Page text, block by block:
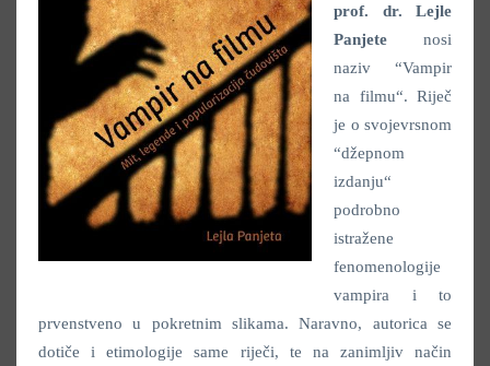
prof. dr. Lejle
Panjete nosi
naziv “Vampir
na filmu“. Riječ
je o svojevrsnom
“džepnom
izdanju“
podrobno
istražene
fenomenologije
vampira i to
prvenstveno u pokretnim slikama. Naravno, autorica se
dotiče i etimologije same riječi, te na zanimljiv način